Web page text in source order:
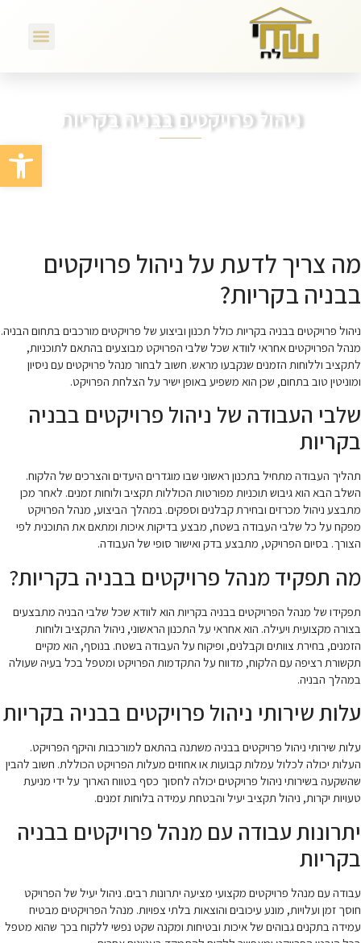
פתח
ניהול פרויקטים בבניה בקריות
מה צריך לדעת על ניהול פרויקטים
בבניה בקריות?
ניהול פרויקטים בבניה בקריות כולל תכנון וביצוע של פרויקטים מורכבים בתחום הבניה.
מנהל הפרויקטים אחראי לוודא שכל שלבי הפרויקט מבוצעים בהתאם לתוכניות,
לתקציב וללוחות הזמנים שנקבעו מראש. חשוב לבחור מנהל פרויקטים עם ניסיון
ומוניטין טוב בתחום, שכן הוא משפיע באופן ישיר על הצלחת הפרויקט.
שלבי העבודה של ניהול פרויקטים בבניה
בקריות
תהליך העבודה מתחיל בתכנון ראשוני שבו מוגדרים היעדים והצרכים של הלקוח.
השלב הבא הוא גיבוש תוכניות מפורטות הכוללות תקציב ולוחות זמנים. לאחר מכן
מתבצע ניהול מכרזים ובחירת קבלנים וספקים. במהלך הביצוע, מנהל הפרויקט
מפקח על כל שלבי העבודה בשטח, מבצע בדיקות איכות ומתאם את התוכנית לפי
הצורך. בסיום הפרויקט, מתבצע בדק ואישור סופי של העבודה.
מה תפקיד מנהל פרויקטים בבניה בקריות?
תפקידו של מנהל הפרויקטים בבניה בקריות הוא לוודא שכל שלבי הבניה מתבצעים
בצורה מקצועית ויעילה. הוא אחראי על התכנון הראשוני, ניהול התקציב ולוחות
הזמנים, בחירת צוותים וקבלנים, ופיקוח על העבודה בשטח. בנוסף, הוא מקיים
תקשורת רציפה עם הלקוח, מדווח על התקדמות הפרויקט ומטפל בכל בעיה שעולה
במהלך הבניה.
עלות שירותי ניהול פרויקטים בבניה בקריות
עלות שירותי ניהול פרויקטים בבניה משתנה בהתאם למורכבות והיקף הפרויקט.
העלות יכולה לכלול עמלות קבועות או אחוזים מעלות הפרויקט הכוללת. חשוב להבין
שהשקעה בשירותי ניהול פרויקטים יכולה לחסוך כסף בטווח הארוך על ידי מניעת
טעויות יקרות, ניהול תקציב יעיל והבטחת עמידה בלוחות זמנים.
יתרונות עבודה עם מנהל פרויקטים בבניה
בקריות
עבודה עם מנהל פרויקטים מקצועי מציעה יתרונות רבים. ניהול יעיל של הפרויקט
חוסך זמן ועלויות, מונע עיכובים והוצאות בלתי צפויות. מנהל הפרויקטים מבטיח
עמידה בתקנים גבוהים של איכות ובטיחות ומקנה שקט נפשי ללקוח בכך שהוא מטפל